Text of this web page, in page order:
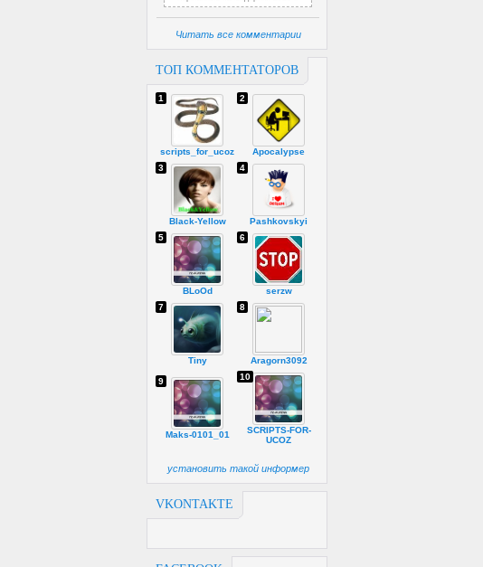
Читать все комментарии
ТОП КОММЕНТАТОРОВ
scripts_for_ucoz
1
Apocalypse
2
Black-Yellow
3
Pashkovskyi
4
BLoOd
5
serzw
6
Tiny
7
Aragorn3092
8
Maks-0101_01
9
SCRIPTS-FOR-
UCOZ
10
установить такой информер
VKONTAKTE